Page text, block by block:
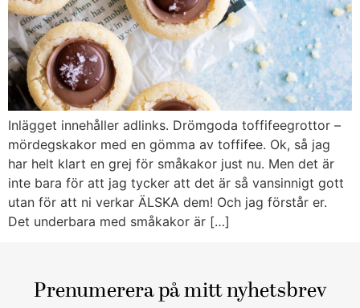
Inlägget innehåller adlinks. Drömgoda toffifeegrottor –
mördegskakor med en gömma av toffifee. Ok, så jag
har helt klart en grej för småkakor just nu. Men det är
inte bara för att jag tycker att det är så vansinnigt gott
utan för att ni verkar ÄLSKA dem! Och jag förstår er.
Det underbara med småkakor är […]
Prenumerera på mitt nyhetsbrev